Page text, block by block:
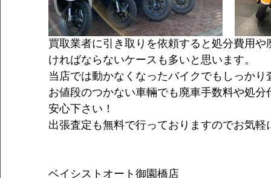
買取業者に引き取りを依頼すると処分費用
ければならないケースも多いと思います。
当店では動かなくなったバイクでもしっか
お値段のつかない車輛でも廃車手数料や処
安心下さい！
出張査定も無料で行っておりますのでお気軽
ベイシストオート御園橋店